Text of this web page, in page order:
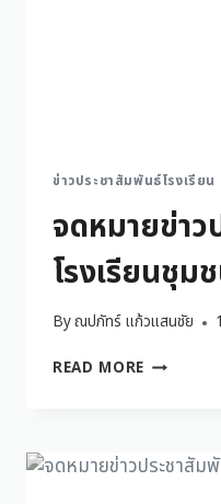
ข่าวประชาสัมพันธ์โรงเรียน
จดหมายข่า
โรงเรียนชุ
Byณปภัทร์ แก้วแสนชัย
READ MORE